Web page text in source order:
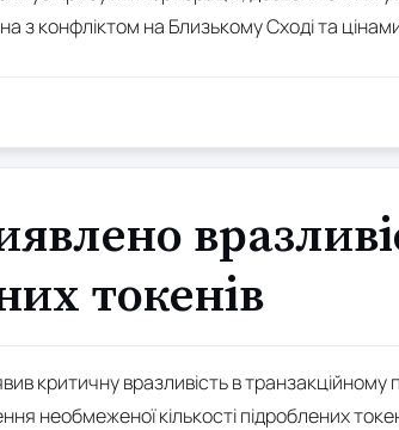
з конфліктом на Близькому Сході та
токенів
критичну вразливість в
необмеженої кількості підроблених